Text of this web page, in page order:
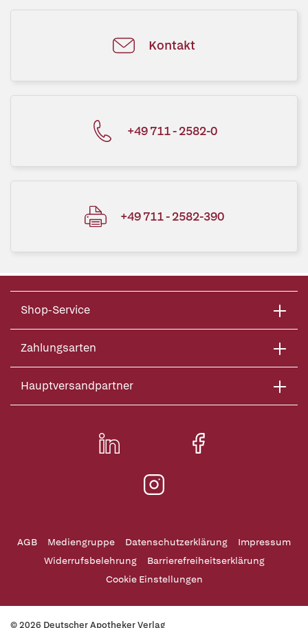
Kontakt
+49 711 - 2582-0
+49 711 - 2582-390
Shop-Service
Zahlungsarten
Hauptversandpartner
AGB Mediengruppe Datenschutzerklärung
Impressum
Widerrufsbelehrung
Barrierefreiheitserklärung
Cookie Einstellungen
© 2026 Deutscher Apotheker Verlag